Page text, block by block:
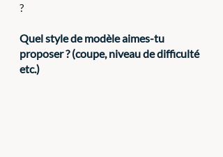
?
Quel style de modèle aimes-tu
proposer ? (coupe, niveau de difficulté
etc.)